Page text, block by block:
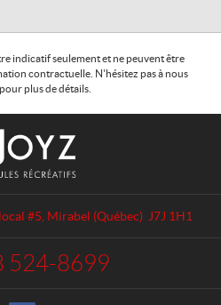
indicatif seulement et ne peuvent être
contractuelle. N'hésitez pas à nous
plus de détails.
#5 Mirabel (Québec) J7J 1H1
524-8699